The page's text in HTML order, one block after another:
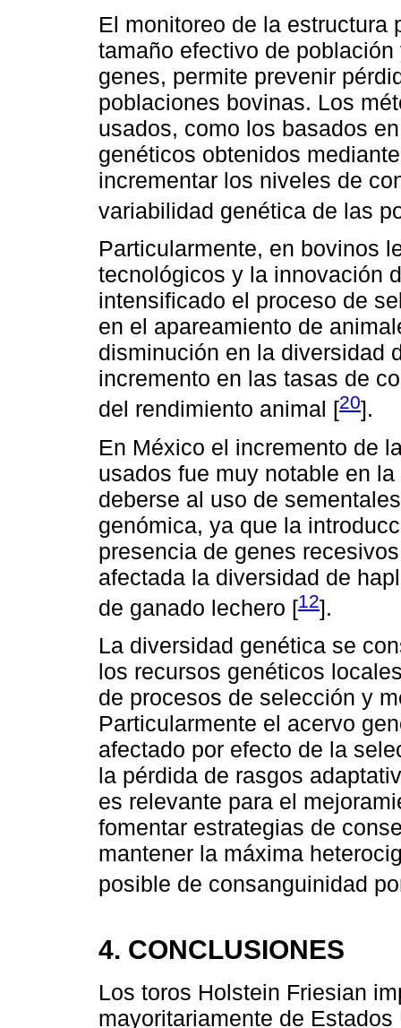
El monitoreo de la
tamaño efectivo de
genes, permite prevenir
poblaciones bovinas. Los
usados, como los basados
genéticos obtenidos
incrementar los niveles de
variabilidad genética de las
Particularmente, en bovinos
tecnológicos y la innovación
intensificado el proceso de
en el apareamiento de
disminución en la diversidad
incremento en las tasas de
del rendimiento animal [20].
En México el incremento de
usados fue muy notable en
deberse al uso de
genómica, ya que la
presencia de genes
afectada la diversidad de
de ganado lechero [12].
La diversidad genética se
los recursos genéticos
de procesos de selección y
Particularmente el acervo
afectado por efecto de la
la pérdida de rasgos
es relevante para el
fomentar estrategias de
mantener la máxima
posible de consanguinidad
4. CONCLUSIONES
Los toros Holstein Friesian
mayoritariamente de